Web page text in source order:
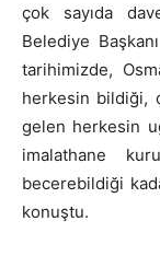
çok sayıda
Belediye
tarihimizde,
herkesin bildiği,
gelen herkesin
imalathane
becerebildiği
konuştu.